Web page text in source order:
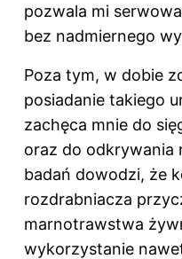
pozwala mi
bez nadmiernego
Poza tym, w dobie
posiadanie takiego
zachęca mnie do
oraz do odkrywania
badań dowodzi, że
rozdrabniacza
marnotrawstwa
wykorzystanie